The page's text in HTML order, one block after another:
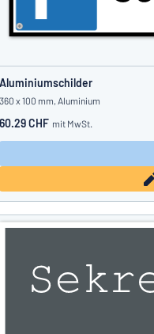
Aluminiumschilder
360 x 100 mm, Aluminium
60.29 CHF mit MwSt.